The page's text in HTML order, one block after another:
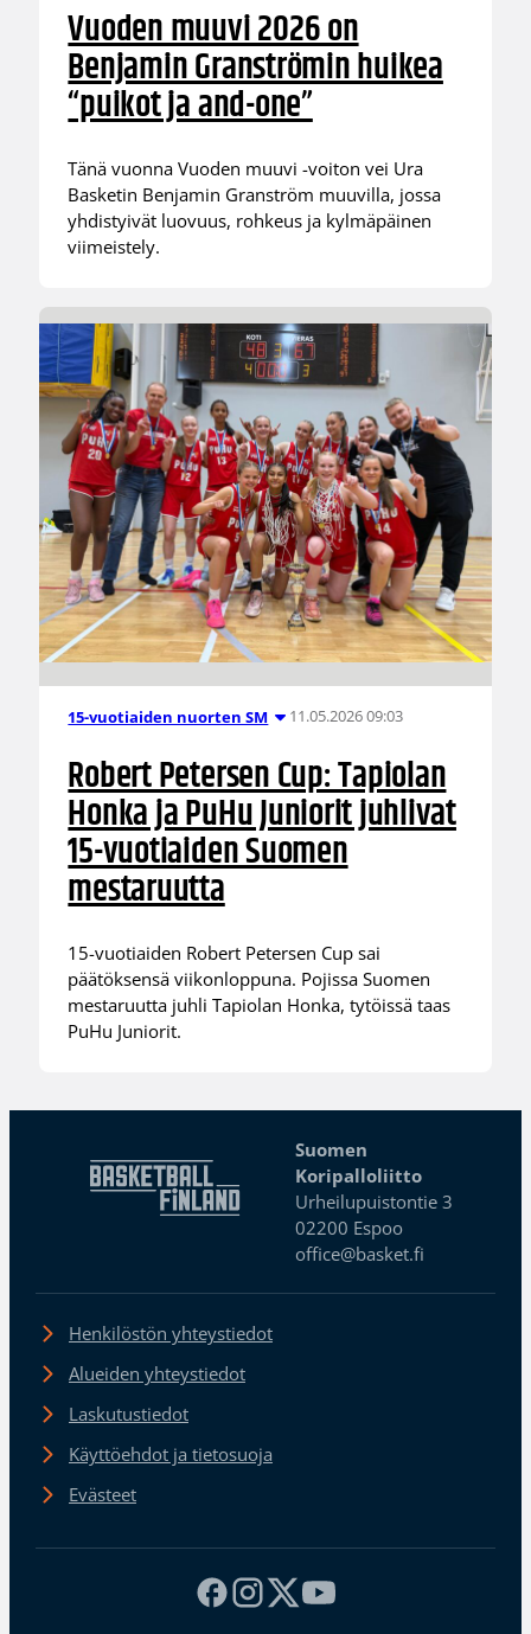
Vuoden muuvi 2026 on
Benjamin Granströmin huikea
“puikot ja and-one”
Tänä vuonna Vuoden muuvi -voiton vei Ura
Basketin Benjamin Granström muuvilla, jossa
yhdistyivät luovuus, rohkeus ja kylmäpäinen
viimeistely.
15-vuotiaiden nuorten SM 11.05.2026 09:03
Robert Petersen Cup: Tapiolan
Honka ja PuHu Juniorit juhlivat
15-vuotiaiden Suomen
mestaruutta
15-vuotiaiden Robert Petersen Cup sai
päätöksensä viikonloppuna. Pojissa Suomen
mestaruutta juhli Tapiolan Honka, tytöissä taas
PuHu Juniorit.
Suomen
Koripalloliitto
Urheilupuistontie 3
02200 Espoo
office@basket.fi
Henkilöstön yhteystiedot
Alueiden yhteystiedot
Laskutustiedot
Käyttöehdot ja tietosuoja
Evästeet